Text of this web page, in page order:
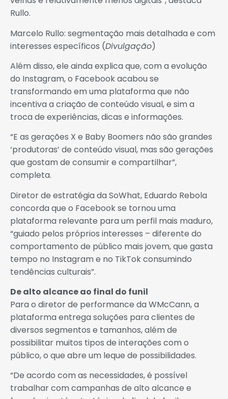
Rullo.
Marcelo Rullo: segmentação mais detalhada e com
interesses específicos (Divulgação)
Além disso, ele ainda explica que, com a evolução
do Instagram, o Facebook acabou se
transformando em uma plataforma que não
incentiva a criação de conteúdo visual, e sim a
troca de experiências, dicas e informações.
“E as gerações X e Baby Boomers não são grandes
‘produtoras’ de conteúdo visual, mas são gerações
que gostam de consumir e compartilhar”,
completa.
Diretor de estratégia da SoWhat, Eduardo Rebola
concorda que o Facebook se tornou uma
plataforma relevante para um perfil mais maduro,
“guiado pelos próprios interesses – diferente do
comportamento de público mais jovem, que gasta
tempo no Instagram e no TikTok consumindo
tendências culturais”.
De alto alcance ao final do funil
Para o diretor de performance da WMcCann, a
plataforma entrega soluções para clientes de
diversos segmentos e tamanhos, além de
possibilitar muitos tipos de interações com o
público, o que abre um leque de possibilidades.
“De acordo com as necessidades, é possível
trabalhar com campanhas de alto alcance e